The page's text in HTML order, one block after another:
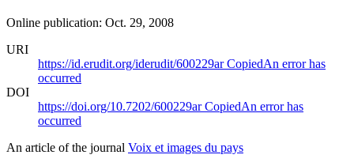
Online publication: Oct. 29, 2008
URI
https://id.erudit.org/iderudit/600229arCopiedAn error has
occurred
DOI
https://doi.org/10.7202/600229arCopiedAn error has
occurred
An article of the journal Voix et images du pays